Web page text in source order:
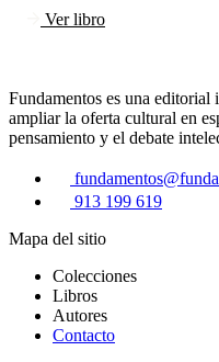
Ver libro
Fundamentos es una
ampliar la oferta cultural en
pensamiento y el debate
913 199 619
Mapa del sitio
Colecciones
Libros
Autores
Contacto